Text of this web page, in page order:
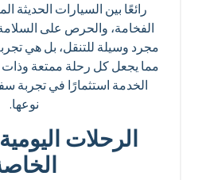
رائعًا بين السيارات الحديثة
الفخامة، والحرص على
مجرد وسيلة للتنقل، بل هي
مما يجعل كل رحلة ممتعة وذات
الخدمة استثمارًا في تجربة
نوعها.
الرحلات